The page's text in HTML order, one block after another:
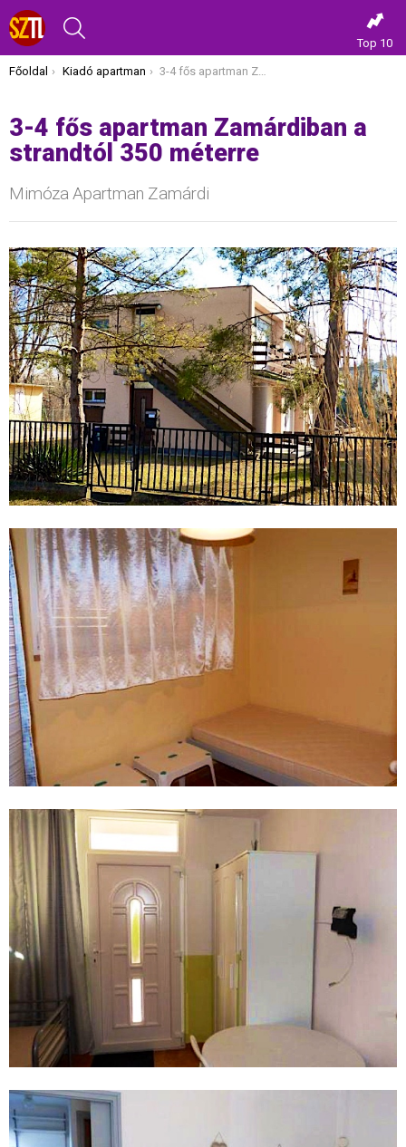
Top 10
Itt vagy most:
Főoldal Kiadó apartman 3-4 fős apartman Zamárdiban a strandtól 350 méterre
3-4 fős apartman Zamárdiban a
strandtól 350 méterre
Mimóza Apartman Zamárdi